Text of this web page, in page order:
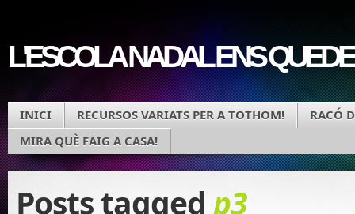
L'ESCOLA NADAL ENS
INICI RECURSOS VARIATS PER A TOTHOM!
RACÓ
MIRA QUÈ FAIG A CASA!
Posts tagged p3